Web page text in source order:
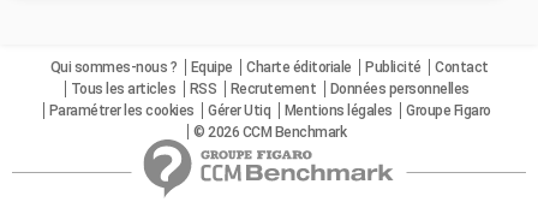
Qui sommes-nous ? Equipe Charte éditoriale Publicité
Contact
Tous les articles
RSS Recrutement
Données personnelles
Paramétrer les cookies
Gérer Utiq Mentions légales
Groupe Figaro
© 2026 CCM Benchmark